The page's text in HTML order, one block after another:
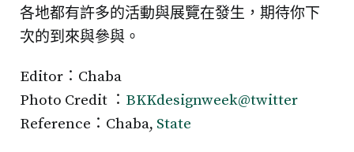
各地都有許多的活動與展覽在發生，期待你下
次的到來與參與。
Editor：Chaba
Photo Credit ： BKKdesignweek@twitter
Reference：Chaba, State